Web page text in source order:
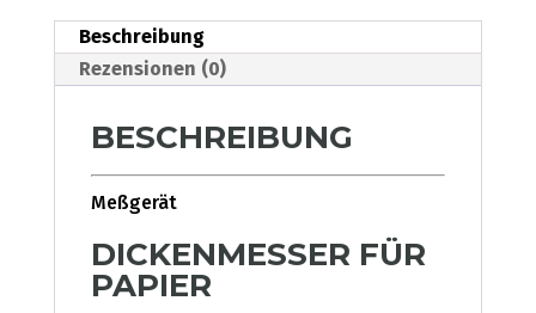
Beschreibung
Rezensionen (0)
BESCHREIBUNG
Meßgerät
DICKENMESSER FÜR
PAPIER